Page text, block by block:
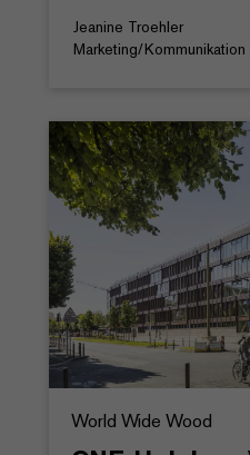
Jeanine Troehler
Marketing/
World Wide Wood